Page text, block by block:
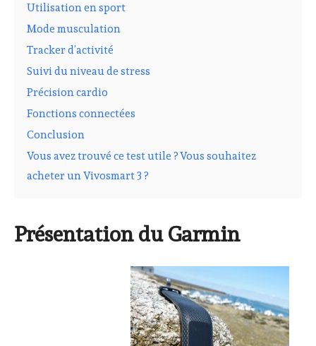
Utilisation en sport
Mode musculation
Tracker d’activité
Suivi du niveau de stress
Précision cardio
Fonctions connectées
Conclusion
Vous avez trouvé ce test utile ? Vous souhaitez
acheter un Vivosmart 3 ?
Présentation du Garmin